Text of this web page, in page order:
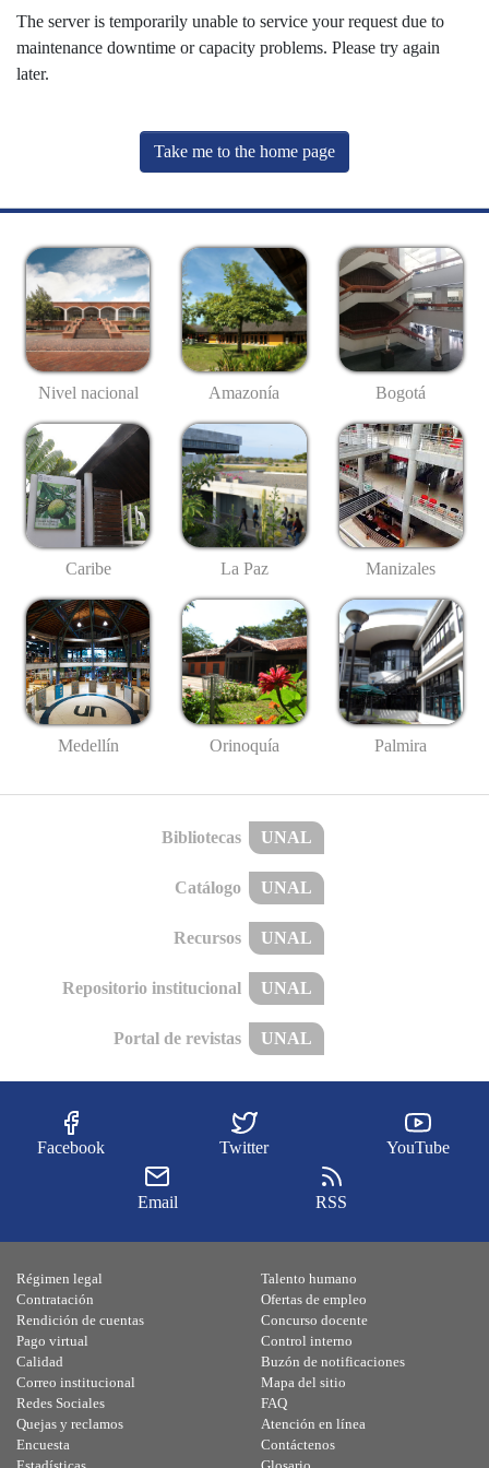
The server is temporarily unable to service your request due to
maintenance downtime or capacity problems. Please try again
later.
Take me to the home page
Nivel nacional Amazonía Bogotá
Caribe La Paz Manizales
Medellín Orinoquía Palmira
Bibliotecas UNAL
Catálogo UNAL
Recursos UNAL
Repositorio institucional UNAL
Portal de revistas UNAL
Facebook Twitter YouTube
Email RSS
Régimen legal
Contratación
Rendición de cuentas
Pago virtual
Calidad
Talento humano
Ofertas de empleo
Concurso docente
Control interno
Buzón de notificaciones
Correo institucional
Redes Sociales
Quejas y reclamos
Encuesta
Mapa del sitio
FAQ
Atención en línea
Contáctenos